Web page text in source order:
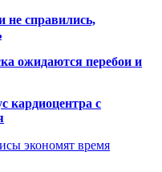
не справились,
ожидаются перебои и
кардиоцентра с
экономят время